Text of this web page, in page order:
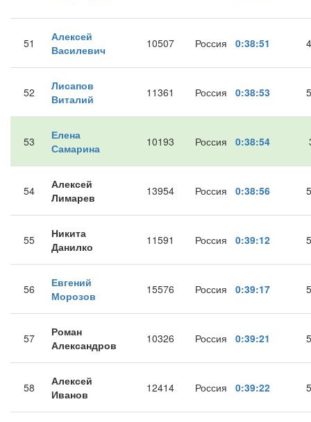
51
Алексей
Василевич
10507 Россия 0:38:51
52
Лисапов
Виталий
11361 Россия 0:38:53
53
Елена
Самарина
10193 Россия 0:38:54
54
Алексей
Лимарев
13954 Россия 0:38:56
55
Никита
Данилко
11591 Россия 0:39:12
56
Евгений
Морозов
15576 Россия 0:39:17
57
Роман
Александров
10326 Россия 0:39:21
58
Алексей
Иванов
12414 Россия 0:39:22